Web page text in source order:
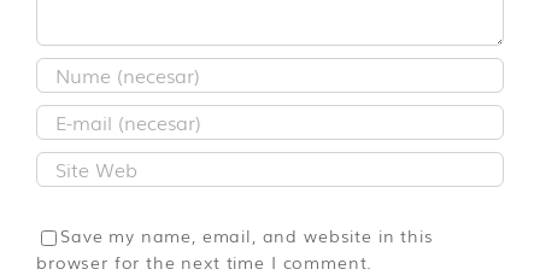
Save my name, email, and website in this
browser for the next time I comment.